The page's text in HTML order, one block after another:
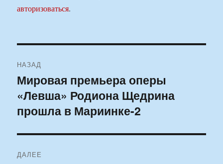
авторизоваться.
по
записям
НАЗАД
Предыдущая
запись:
Мировая премьера оперы
«Левша» Родиона Щедрина
прошла в Мариинке-2
ДАЛЕЕ